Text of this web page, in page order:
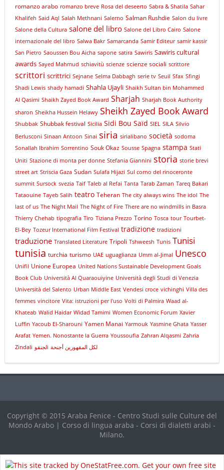
romanzo arabo romanzo breve Rosa del deseerto Sabra & Shatila Sahar
Khalifeh Said Aql Salah Methnani Salerno Salman Rushdie Salon du livre
Salone della Cultura salone del libro Salone del Libro Cairo Salone
internazionale del libro Salwa Bakr Samarcanda Samir Editeur samir kassir
San Pietro Saoussen Bou Aicha sapone satira Sawiris Sawiris cultural
awards Sayed Mahmud schiavitù scienze scienze sociali scrittore
scrittori scrittrici Sejnane Selma Dabbagh serie tv Seuil Sfax Sfingi
Shadi Lewis shady hamadi Shahla Ujayli Shaikh Sultan bin Mohammed
Al Qasimi Shaikh Zayed Book Award Sharjah Sharjah Book Authority
sharon Sheikha Hussein Helawy Sheikh Zayed Book Award
Shubbak Shubbak festival Sicilia Sidi Bou Saïd SIEL SILA Silvio
Berlusconi Sinaan Antoon Sinai siria sirialibano società sodoma
Sonallah Ibrahim Sorrentino Souk Okaz Sousse Spagna stampa Stati
Uniti Stazione di monta per donne Stefania Giannini storia storie brevi
street art Striscia Gaza Sudan Sulafa Hijazi Sul corno del rinoceronte
summit Sursock svezia Taif Taleb al Refai Tanta Tarab Zaman Tareq Bakari
Tataouine Tayeb Salih teatro Teheran The city always wins The idol The
last of us The Night Mail The Night of Fire There are no windmills in Basra
Thierry Chehab tipografia Tiro Tiziana Prezzo Torino Tosca tour Tourbet-
El-Bey Tozeur International Film Festival tradizione tradizioni
traduzione Translated Literature Tripoli Tshweesh Tunis Tunisi
tunisia turchia turismo UAE uguaglianza Umm al-Jimal Unesco
Unifil Unione Europea United Nations Sustainable Development Goals
Book Club Università Al Quaraouiyine Università degli Studi di Venezia
Università del Salento Urban Middle East Vendesi croce vichinghi Villa des
femmes vincitore Vita: istruzioni per l'uso Volti di Palmira Waad al-
Khateab Walid Haidar Widad Tamimi Women Economic Forum Xavier
Luffin Yacoub El-Sharouni Yamen Manai Yarmouk Yasmine Ghata Yasser
Arafat Yemen. Nonostante la Guerra Youssoufia Zahran Alqasmi Zahria
Zindali
لجنقوi لكل المقهورين أجنحة
Copyright © 2015 Araba Fenice - Centro Studi sulle Culture del
Mondo Arabo | Corso di lingua araba - Corsi di dialetti arabi -
Milano.